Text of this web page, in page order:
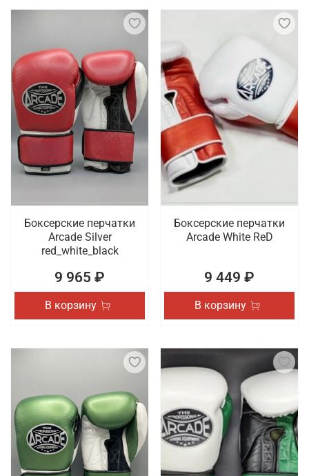
Боксерские перчатки
Arcade Silver
red_white_black
9 965 ₽
В корзину
Боксерские перчатки
Arcade White ReD
9 449 ₽
В корзину